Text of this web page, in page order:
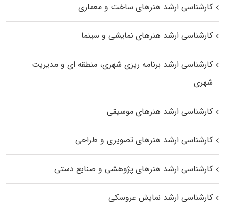
کارشناسی ارشد هنرهای ساخت و معماری
کارشناسی ارشد هنرهای نمایشی و سینما
کارشناسی ارشد برنامه ریزی شهری، منطقه‌ ای و مدیریت
شهری
کارشناسی ارشد هنرهای موسیقی
کارشناسی ارشد هنرهای تصویری و طراحی
کارشناسی ارشد هنرهای پژوهشی و صنایع دستی
کارشناسی ارشد نمایش عروسکی